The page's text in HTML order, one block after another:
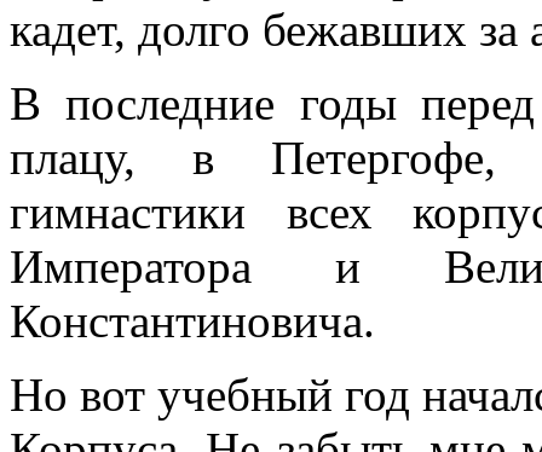
кадет, долго бежавших за
В последние годы
плацу, в Петергофе,
гимнастики всех
Императора и
Константиновича.
Но вот учебный год